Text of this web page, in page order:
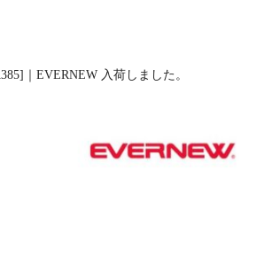
｜EVERNEW 入荷しました。